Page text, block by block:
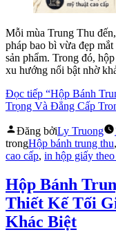
Mỗi mùa Trung Thu
pháp bao bì vừa đẹp
sản phẩm. Trong đó,
xu hướng nổi bật nhờ
Đọc tiếp “Hộp Bánh
Trọng Và Đẳng Cấp
Đăng bởiLy Truong
trongHộp bánh trung thu,
cao cấp, in hộp giấy
Hộp Bánh
Thiết Kế Tối
Khác Biệt